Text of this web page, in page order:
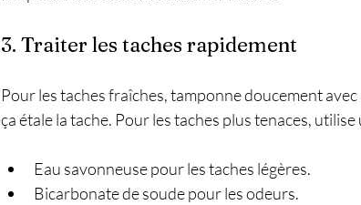
3. Traiter les taches rapidement
Pour les taches fraîches, tamponne doucement
ça étale la tache. Pour les taches plus tenaces,
Eau savonneuse pour les taches légères.
Bicarbonate de soude pour les odeurs.